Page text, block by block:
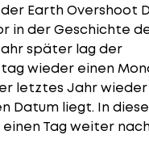
Earth Overshoot
in der Geschichte
später lag der
wieder einen
letztes Jahr
Datum liegt. In
einen Tag weiter